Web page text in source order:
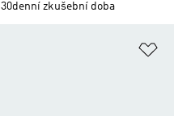
30denní zkušební doba